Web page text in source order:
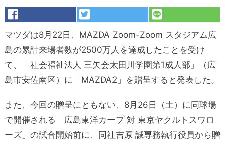
マツダは8月22日、MAZDA Zoom-Zoom スタジアム広
島の累計来場者数が2500万人を達成したことを受け
て、「社会福祉法人 三矢会太田川学園第1成人部」（広
島市安佐南区）に「MAZDA2」を贈呈すると発表した。
また、今回の贈呈にともない、8月26日（土）に同球場
で開催される「広島東洋カープ 対 東京ヤクルトスワロ
ーズ」の試合開始前に、同社吉原 誠専務執行役員から贈